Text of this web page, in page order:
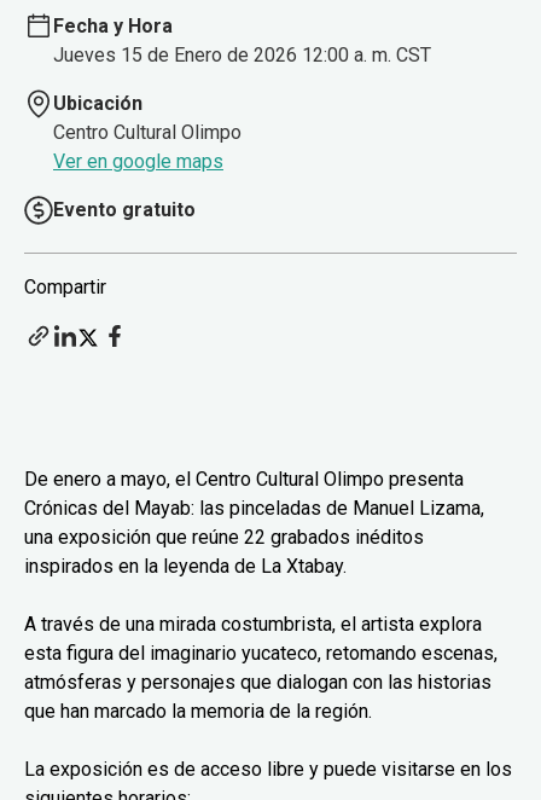
Fecha y Hora
Jueves 15 de Enero de 2026 12:00 a. m. CST
Ubicación
Centro Cultural Olimpo
Ver en google maps
Evento gratuito
Compartir
De enero a mayo, el Centro Cultural Olimpo presenta
Crónicas del Mayab: las pinceladas de Manuel Lizama,
una exposición que reúne 22 grabados inéditos
inspirados en la leyenda de La Xtabay.
A través de una mirada costumbrista, el artista explora
esta figura del imaginario yucateco, retomando escenas,
atmósferas y personajes que dialogan con las historias
que han marcado la memoria de la región.
La exposición es de acceso libre y puede visitarse en los